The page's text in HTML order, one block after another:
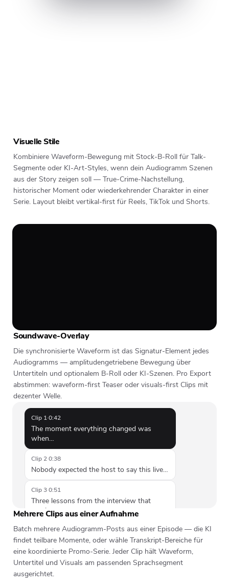
Visuelle Stile
Kombiniere Waveform-Bewegung mit Stock-B-Roll für Talk-
Segmente oder KI-Art-Styles, wenn dein Audiogramm Szenen
aus der Story zeigen soll — True-Crime-Nachstellung,
historischer Moment oder wiederkehrender Charakter in einer
Serie. Layout bleibt vertikal-first für Reels, TikTok und Shorts.
Soundwave-Overlay
Die synchronisierte Waveform ist das Signatur-Element jedes
Audiogramms — amplitudengetriebene Bewegung über
Untertiteln und optionalem B-Roll oder KI-Szenen. Pro Export
abstimmen: waveform-first Teaser oder visuals-first Clips mit
dezenter Welle.
Clip 1·0:42
The moment everything changed was
when…
Clip 2·0:38
Nobody expected the host to say this live…
Clip 3·0:51
Three lessons from the interview that
stuck…
Mehrere Clips aus einer Aufnahme
Batch mehrere Audiogramm-Posts aus einer Episode — die KI
findet teilbare Momente, oder wähle Transkript-Bereiche für
eine koordinierte Promo-Serie. Jeder Clip hält Waveform,
Untertitel und Visuals am passenden Sprachsegment
ausgerichtet.